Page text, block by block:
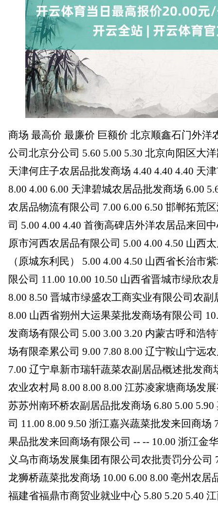
商场 最高价 最廉价 巨额价 北京顺鑫石门外洋
公司北京分公司 5.60 5.00 5.30 北京向阳区大
天津何庄子农居品批发商场 4.40 4.40 4.40 天
8.00 4.00 6.00 天津碧城农居品批发商场 6.00
农居品物流有限公司 7.00 6.00 6.50 邯郸拓荒
司 5.00 4.00 4.40 首衡高碑店外洋农居品来回
原市河西农居品有限公司 5.00 4.00 4.50 山西
（原城东利民） 5.00 4.00 4.50 山西省长治市
限公司 11.00 10.00 10.50 山西省晋城市绿欣农
8.00 8.50 晋城市绿盛农工商实业有限公司农副
8.00 山西省朔州大运果菜批发商场有限公司
发商场有限公司 5.00 3.00 3.20 内蒙古呼和浩
场有限牵累公司 9.00 7.80 8.00 辽宁鞍山宁远
7.00 辽宁阜新市瑞轩蔬菜农副居品概述批发商
农业农村局 8.00 8.00 8.00 江苏凌家塘商场发
苏苏州南环桥农副居品批发商场 6.80 5.00
司 11.00 8.00 9.50 浙江嘉兴蔬菜批发来回商场
果品批发来回商场有限公司 -- -- 10.00 浙江金
义乌市商场发展集团有限公司农批责罚分公司
龙狮桥蔬菜批发商场 10.00 6.00 8.00 亳州农居
福建省福鼎市商贸业就业中心 5.80 5.20 5.40